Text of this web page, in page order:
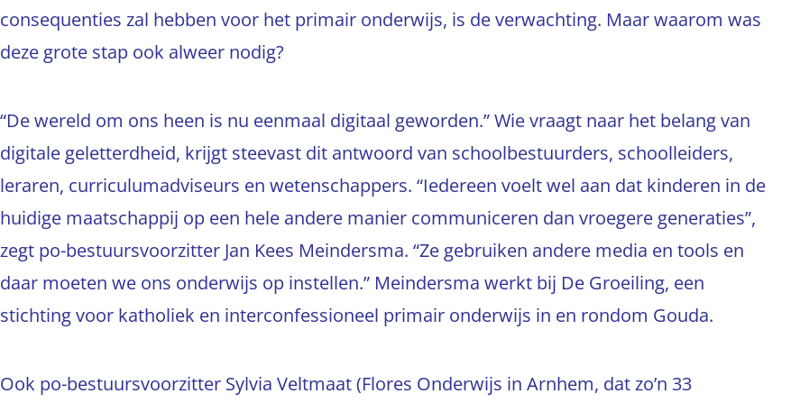
consequenties zal hebben voor het primair onderwijs, is de verwachting. Maar waarom was
deze grote stap ook alweer nodig?
“De wereld om ons heen is nu eenmaal digitaal geworden.” Wie vraagt naar het belang van
digitale geletterdheid, krijgt steevast dit antwoord van schoolbestuurders, schoolleiders,
leraren, curriculumadviseurs en wetenschappers. “Iedereen voelt wel aan dat kinderen in de
huidige maatschappij op een hele andere manier communiceren dan vroegere generaties”,
zegt po-bestuursvoorzitter Jan Kees Meindersma. “Ze gebruiken andere media en tools en
daar moeten we ons onderwijs op instellen.” Meindersma werkt bij De Groeiling, een
stichting voor katholiek en interconfessioneel primair onderwijs in en rondom Gouda.
Ook po-bestuursvoorzitter Sylvia Veltmaat (Flores Onderwijs in Arnhem, dat zo’n 33